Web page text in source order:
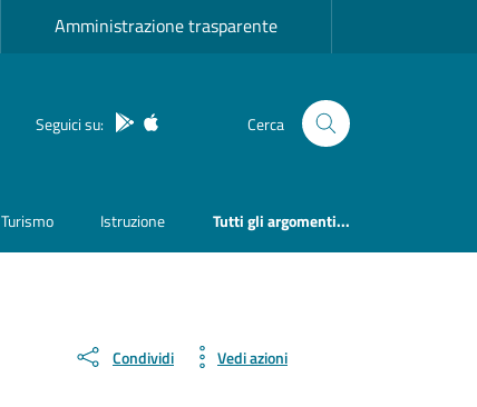
Amministrazione trasparente
Seguici su: App Android
App IOS Cerca
Turismo Istruzione Tutti gli argomenti...
Condividi Vedi azioni